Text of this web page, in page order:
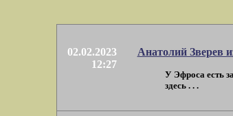
02.02.2023
12:27
Анатолий Зверев
У Эфроса есть
здесь . . .